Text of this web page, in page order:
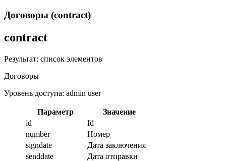
Договоры (contract)
contract
Результат: список элементов
Договоры
Уровень доступа: admin user
Параметр
Значение
id
Id
number
Номер
signdate
Дата заключения
senddate
Дата отправки